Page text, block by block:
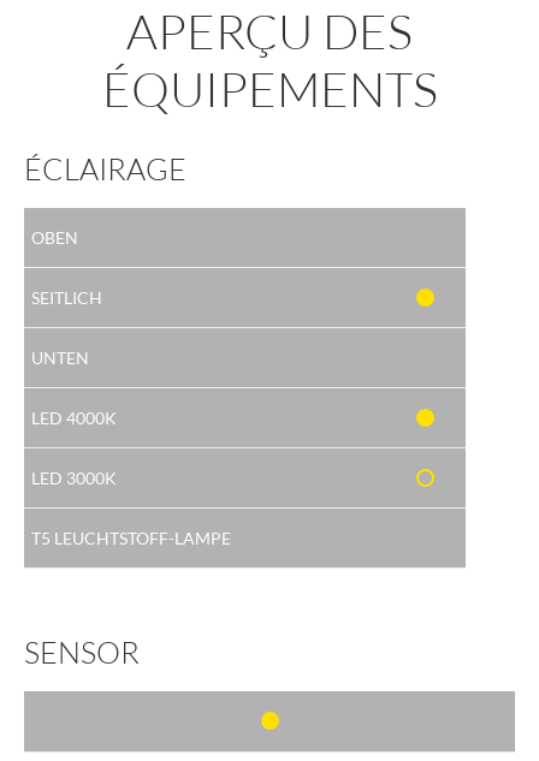
APERÇU DES
ÉQUIPEMENTS
ÉCLAIRAGE
SENSOR